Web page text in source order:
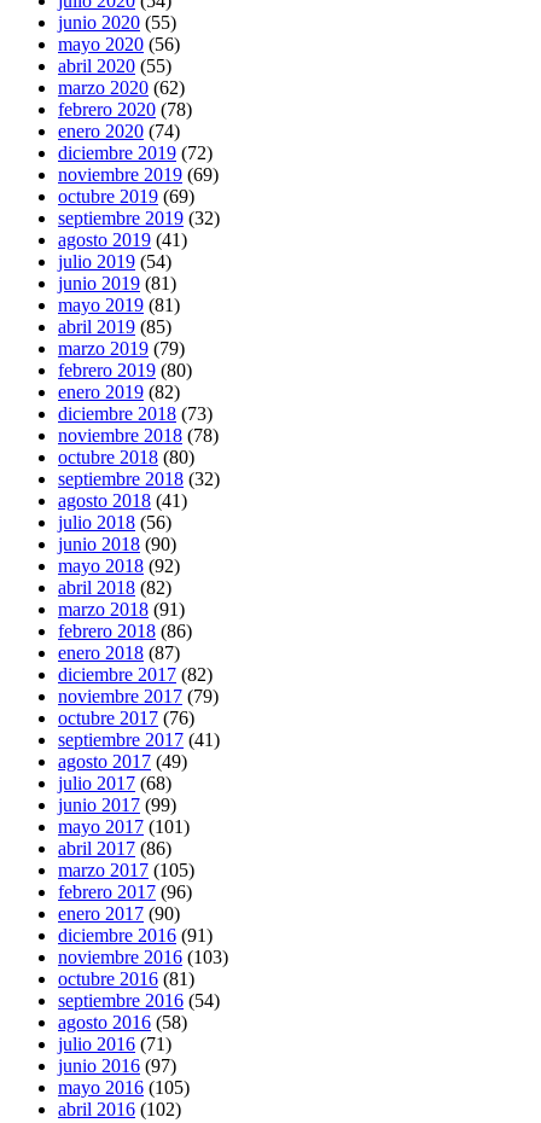
junio 2020 (55)
mayo 2020 (56)
abril 2020 (55)
marzo 2020 (62)
febrero 2020 (78)
enero 2020 (74)
diciembre 2019 (72)
noviembre 2019 (69)
octubre 2019 (69)
septiembre 2019 (32)
agosto 2019 (41)
julio 2019 (54)
junio 2019 (81)
mayo 2019 (81)
abril 2019 (85)
marzo 2019 (79)
febrero 2019 (80)
enero 2019 (82)
diciembre 2018 (73)
noviembre 2018 (78)
octubre 2018 (80)
septiembre 2018 (32)
agosto 2018 (41)
julio 2018 (56)
junio 2018 (90)
mayo 2018 (92)
abril 2018 (82)
marzo 2018 (91)
febrero 2018 (86)
enero 2018 (87)
diciembre 2017 (82)
noviembre 2017 (79)
octubre 2017 (76)
septiembre 2017 (41)
agosto 2017 (49)
julio 2017 (68)
junio 2017 (99)
mayo 2017 (101)
abril 2017 (86)
marzo 2017 (105)
febrero 2017 (96)
enero 2017 (90)
diciembre 2016 (91)
noviembre 2016 (103)
octubre 2016 (81)
septiembre 2016 (54)
agosto 2016 (58)
julio 2016 (71)
junio 2016 (97)
mayo 2016 (105)
abril 2016 (102)